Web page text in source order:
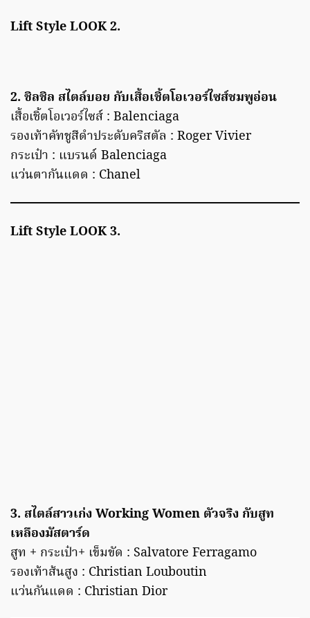
Lift Style LOOK 2.
2. ชิลชิล สไตล์บอย กับเสื้อเชิ้ตโอเวอร์ไซส์ชมพูอ่อน
เสื้อเชิ้ตโอเวอร์ไซส์ : Balenciaga
รองเท้าคัทชูสีดำประดับคริสตัล : Roger Vivier
กระเป๋า : แบรนด์ Balenciaga
แว่นตากันแดด : Chanel
Lift Style LOOK 3.
3. สไตล์สาวเก่ง Working Women ตัวจริง กับสูท
เหลืองมัสตาร์ด
สูท + กระเป๋า+ เข็มขัด : Salvatore Ferragamo
รองเท้าส้นสูง : Christian Louboutin
แว่นกันแดด : Christian Dior